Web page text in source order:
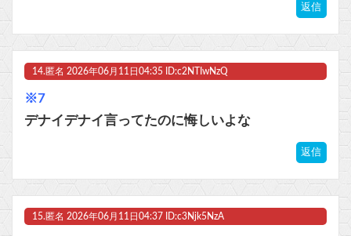
返信
14. 匿名 2026年06月11日04:35 ID:c2NTIwNzQ
※7
デナイデナイ言ってたのに悔しいよな
返信
15. 匿名 2026年06月11日04:37 ID:c3Njk5NzA